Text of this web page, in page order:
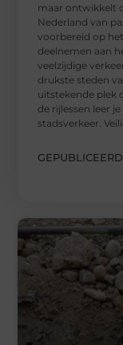
maar ontwikkelt
Nederland van
voorbereid op
deelnemen aan
veelzijdige
drukste steden
uitstekende plek
de rijlessen leer
stadsverkeer.